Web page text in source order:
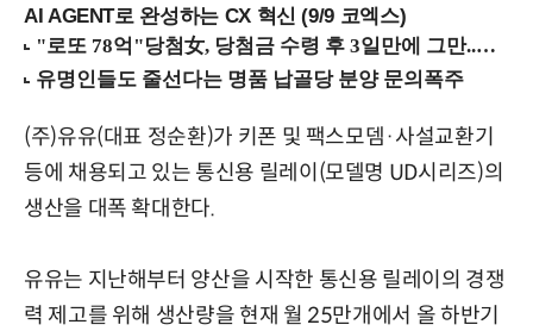
AI AGENT로 완성하는 CX 혁신 (9/9 코엑스)
(주)유유(대표 정순환)가 키폰 및 팩스모뎀·사설교환기
등에 채용되고 있는 통신용 릴레이(모델명 UD시리즈)의
생산을 대폭 확대한다.
유유는 지난해부터 양산을 시작한 통신용 릴레이의 경쟁
력 제고를 위해 생산량을 현재 월 25만개에서 올 하반기